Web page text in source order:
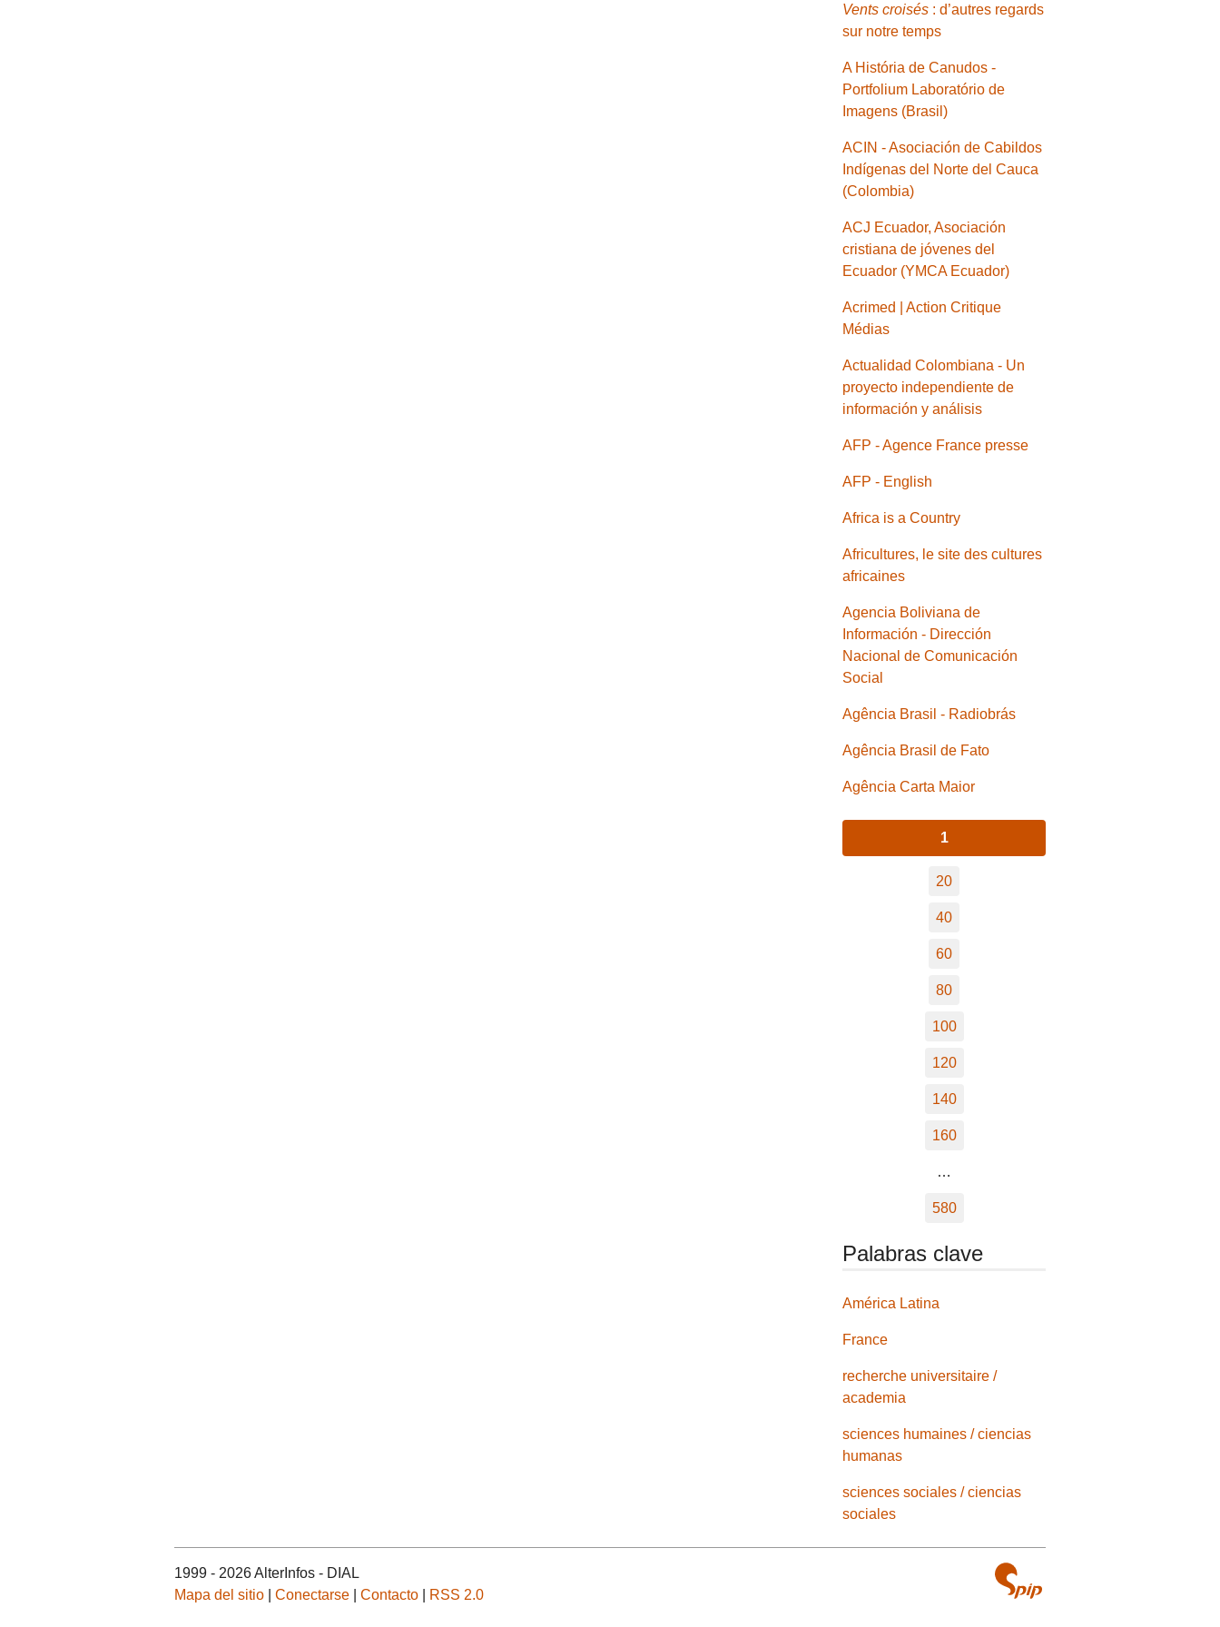
Vents croisés : d’autres regards
sur notre temps
A História de Canudos -
Portfolium Laboratório de
Imagens (Brasil)
ACIN - Asociación de Cabildos
Indígenas del Norte del Cauca
(Colombia)
ACJ Ecuador, Asociación
cristiana de jóvenes del
Ecuador (YMCA Ecuador)
Acrimed | Action Critique
Médias
Actualidad Colombiana - Un
proyecto independiente de
información y análisis
AFP - Agence France presse
AFP - English
Africa is a Country
Africultures, le site des cultures
africaines
Agencia Boliviana de
Información - Dirección
Nacional de Comunicación
Social
Agência Brasil - Radiobrás
Agência Brasil de Fato
Agência Carta Maior
1
20
40
60
80
100
120
140
160
…
580
Palabras clave
América Latina
France
recherche universitaire /
academia
sciences humaines / ciencias
humanas
sciences sociales / ciencias
sociales
1999 - 2026 AlterInfos - DIAL
Mapa del sitio
Conectarse Contacto RSS 2.0